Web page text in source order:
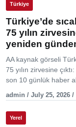
Türkiye
Türkiye’de
75 yılın
yeniden
AA kaynak görseli
75 yılın zirvesine
son 10 günlük haber
admin / July 25, 2026
Yerel